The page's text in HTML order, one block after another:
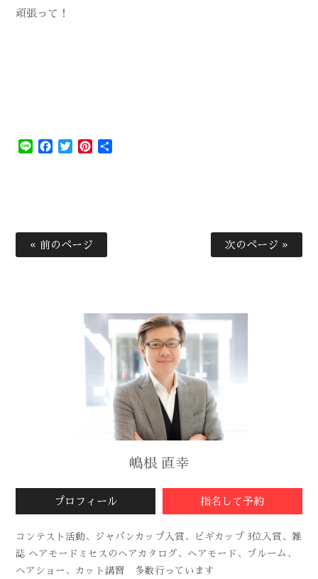
頑張って！
Line Facebook
TwitterPinterest
« 前のページ 次のページ »
嶋根 直幸
プロフィール 指名して予約
コンテスト活動、ジャパンカップ入賞、ビギカップ 3位入賞、雑
誌 ヘアモードミセスのヘアカタログ、ヘアモード、ブルーム、
ヘアショー、カット講習 多数行っています